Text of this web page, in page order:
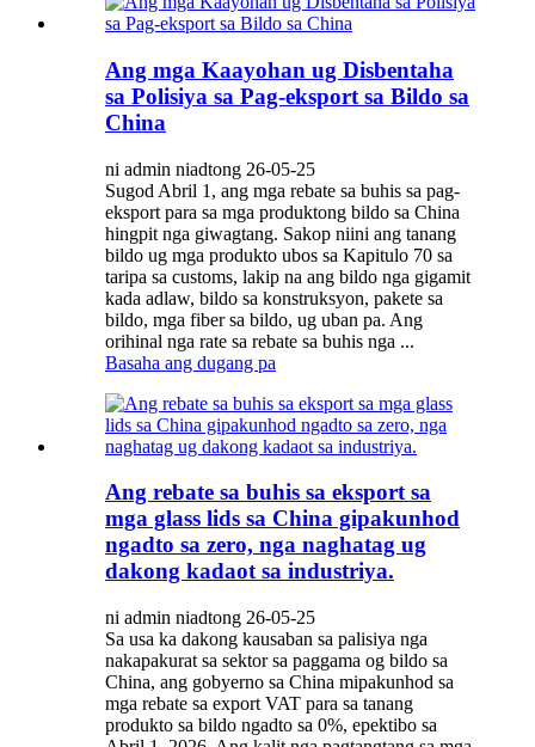
Ang mga Kaayohan ug Disbentaha
sa Polisiya sa Pag-eksport sa Bildo sa
China
ni admin niadtong 26-05-25
Sugod Abril 1, ang mga rebate sa buhis sa pag-
eksport para sa mga produktong bildo sa China
hingpit nga giwagtang. Sakop niini ang tanang
bildo ug mga produkto ubos sa Kapitulo 70 sa
taripa sa customs, lakip na ang bildo nga gigamit
kada adlaw, bildo sa konstruksyon, pakete sa
bildo, mga fiber sa bildo, ug uban pa. Ang
orihinal nga rate sa rebate sa buhis nga ...
Basaha ang dugang pa
Ang rebate sa buhis sa eksport sa
mga glass lids sa China gipakunhod
ngadto sa zero, nga naghatag ug
dakong kadaot sa industriya.
ni admin niadtong 26-05-25
Sa usa ka dakong kausaban sa palisiya nga
nakapakurat sa sektor sa paggama og bildo sa
China, ang gobyerno sa China mipakunhod sa
mga rebate sa export VAT para sa tanang
produkto sa bildo ngadto sa 0%, epektibo sa